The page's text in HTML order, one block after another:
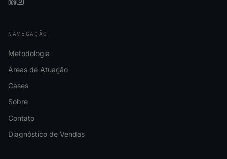
NAVEGAÇÃO
Metodologia
Áreas de Atuação
Cases
Sobre
Contato
Diagnóstico de Vendas